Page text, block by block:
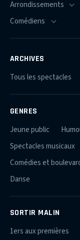
ARCHIVES
Tous les spectacles
GENRES
Jeune public
Spectacles musicaux
Comédies et
Danse
SORTIR MALIN
1ers aux premières